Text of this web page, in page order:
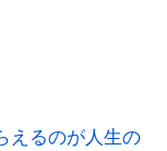
えるのが人生の